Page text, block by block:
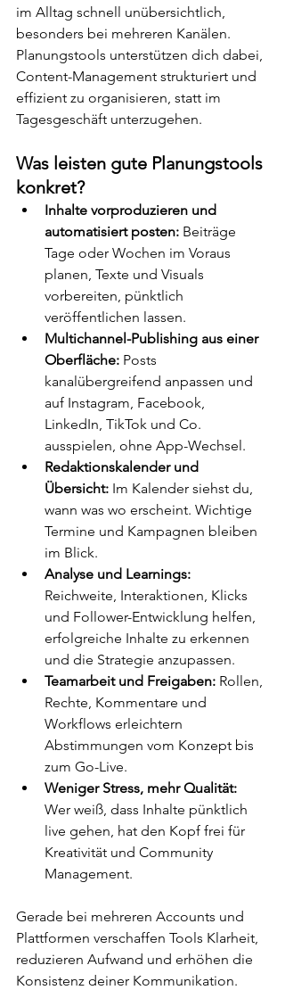
im Alltag schnell unübersichtlich,
besonders bei mehreren Kanälen.
Planungstools unterstützen dich dabei,
Content-Management strukturiert und
effizient zu organisieren, statt im
Tagesgeschäft unterzugehen.
Was leisten gute Planungstools
konkret?
Inhalte vorproduzieren und
automatisiert posten: Beiträge
Tage oder Wochen im Voraus
planen, Texte und Visuals
vorbereiten, pünktlich
veröffentlichen lassen.
Multichannel-Publishing aus einer
Oberfläche: Posts
kanalübergreifend anpassen und
auf Instagram, Facebook,
LinkedIn, TikTok und Co.
ausspielen, ohne App-Wechsel.
Redaktionskalender und
Übersicht: Im Kalender siehst du,
wann was wo erscheint. Wichtige
Termine und Kampagnen bleiben
im Blick.
Analyse und Learnings:
Reichweite, Interaktionen, Klicks
und Follower-Entwicklung helfen,
erfolgreiche Inhalte zu erkennen
und die Strategie anzupassen.
Teamarbeit und Freigaben: Rollen,
Rechte, Kommentare und
Workflows erleichtern
Abstimmungen vom Konzept bis
zum Go-Live.
Weniger Stress, mehr Qualität:
Wer weiß, dass Inhalte pünktlich
live gehen, hat den Kopf frei für
Kreativität und Community
Management.
Gerade bei mehreren Accounts und
Plattformen verschaffen Tools Klarheit,
reduzieren Aufwand und erhöhen die
Konsistenz deiner Kommunikation.